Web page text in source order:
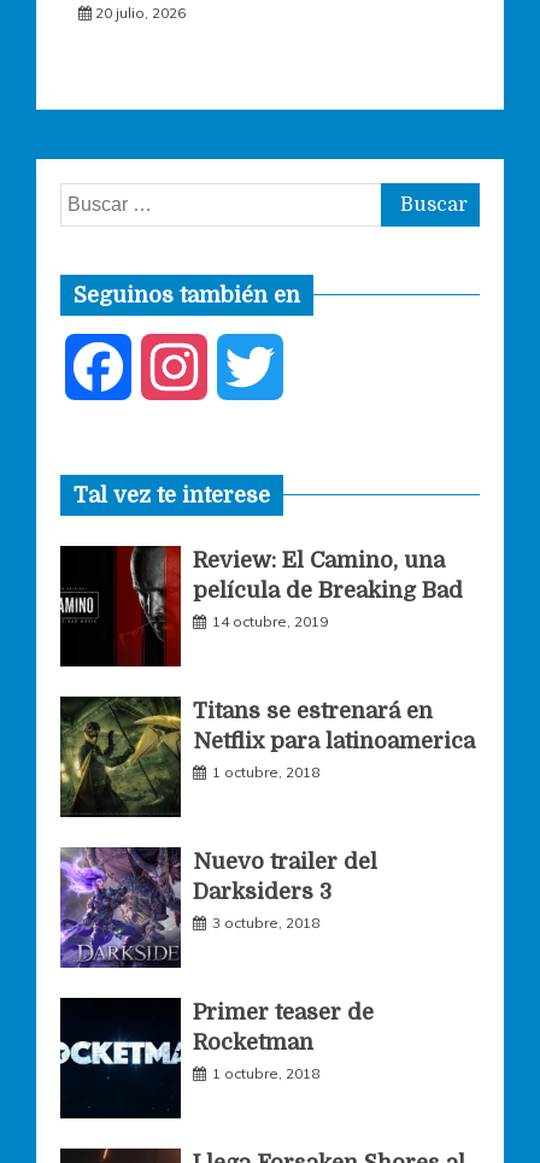
20 julio, 2026
Buscar:
Seguinos también en
c
e
b
o
o
s
t
a
g
m
i
t
t
r
Tal vez te interese
Review: El Camino, una
película de Breaking Bad
14 octubre, 2019
Titans se estrenará en
Netflix para latinoamerica
1 octubre, 2018
Nuevo trailer del
Darksiders 3
3 octubre, 2018
Primer teaser de
Rocketman
1 octubre, 2018